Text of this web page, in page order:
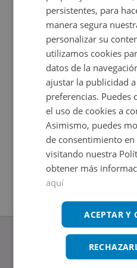
Nave Industrial en venta en CL
Impuestos no incluidos
persistentes, para
manera segura
personalizar su
utilizamos cookies
datos de la
ajustar la publicidad
preferencias. Puedes
el uso de cookies a
Asimismo, puedes
de consentimiento
visitando nuestra
obtener más
aquí
ACEPTAR Y